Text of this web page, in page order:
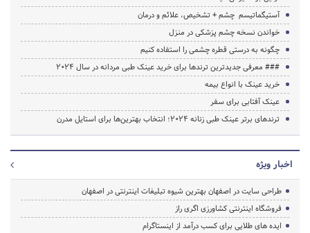
آستیگماتیسم چشم + تشخیص، علائم و درمان
خواندن نسخه چشم پزشکی در منزل
چگونه به درستی قطره چشمی را استفاده کنیم
### معرفی جدیدترین ترندها برای خرید عینک طبی مردانه در سال 2024
خرید عینک با انواع بیمه
عینک آفتابی برای سفر
ترندهای برتر عینک طبی زنانه 2024؛ انتخاب بهترین‌ها برای استایل مدرن
اخبار ویژه
طراحی سایت در اصفهان بهترین شیوه تبلیغات اینترنتی در اصفهان
فروشگاه اینترنتی کشاورزی اگری راز
ایده های طلایی برای کسب درآمد از اینستاگرام